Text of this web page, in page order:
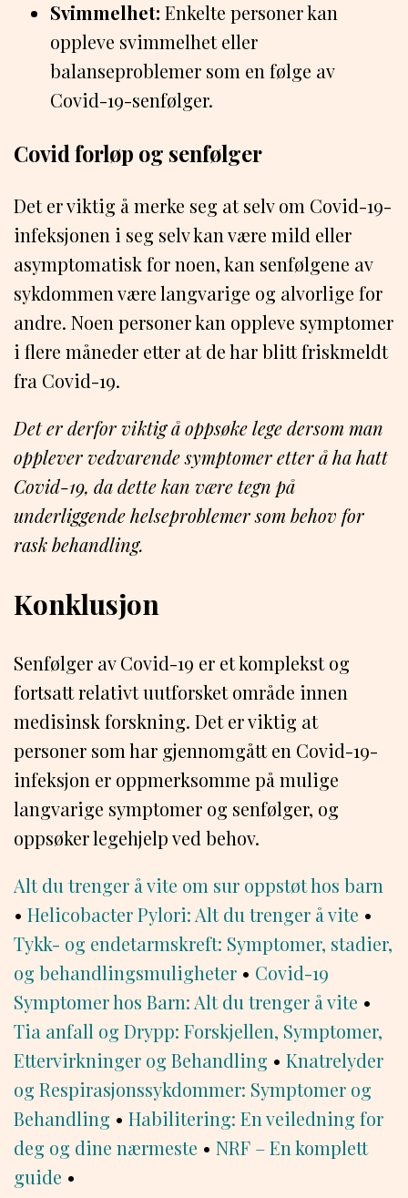
Svimmelhet: Enkelte personer kan
oppleve svimmelhet eller
balanseproblemer som en følge av
Covid-19-senfølger.
Covid forløp og senfølger
Det er viktig å merke seg at selv om Covid-19-
infeksjonen i seg selv kan være mild eller
asymptomatisk for noen, kan senfølgene av
sykdommen være langvarige og alvorlige for
andre. Noen personer kan oppleve symptomer
i flere måneder etter at de har blitt friskmeldt
fra Covid-19.
Det er derfor viktig å oppsøke lege dersom man
opplever vedvarende symptomer etter å ha hatt
Covid-19, da dette kan være tegn på
underliggende helseproblemer som behov for
rask behandling.
Konklusjon
Senfølger av Covid-19 er et komplekst og
fortsatt relativt uutforsket område innen
medisinsk forskning. Det er viktig at
personer som har gjennomgått en Covid-19-
infeksjon er oppmerksomme på mulige
langvarige symptomer og senfølger, og
oppsøker legehjelp ved behov.
Alt du trenger å vite om sur oppstøt hos barn
• Helicobacter Pylori: Alt du trenger å vite •
Tykk- og endetarmskreft: Symptomer, stadier,
og behandlingsmuligheter • Covid-19
Symptomer hos Barn: Alt du trenger å vite •
Tia anfall og Drypp: Forskjellen, Symptomer,
Ettervirkninger og Behandling • Knatrelyder
og Respirasjonssykdommer: Symptomer og
Behandling • Habilitering: En veiledning for
deg og dine nærmeste • NRF – En komplett
guide •